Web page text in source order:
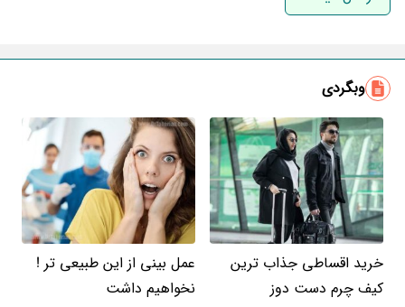
وبگردی
خرید اقساطی جذاب ترین
کیف چرم دست دوز
عمل بینی از این طبیعی تر !
نخواهیم داشت